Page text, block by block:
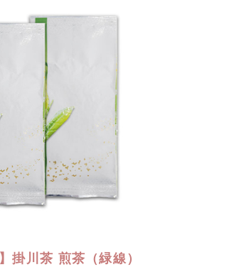
掛川茶 煎茶（緑線）